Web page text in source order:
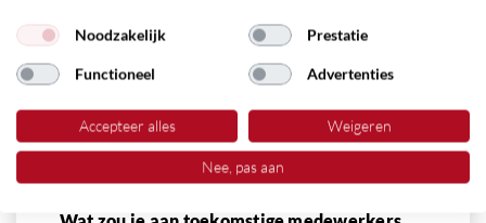
plezier in mijn werk. En dat vind ik ook heel
belangrijk, je besteedt wekelijks veel tijd op je
werk en dan moet je het wel naar je zin hebben.
Ook zit ik in het bestuur van onze
personeelsvereniging, waar we verschillende
activiteiten organiseren voor onze leden, dat
vind ik ook erg leuk om te doen!
Noodzakelijk Prestatie
Functioneel Advertenties
Accepteer alles Weigeren
Nee, pas aan